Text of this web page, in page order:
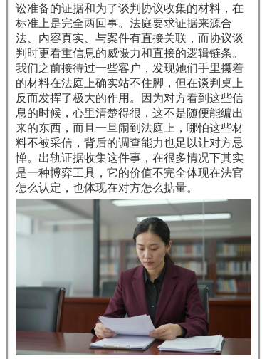
讼准备的证据和为了谈判协议收集的材料，在
标准上是完全两回事。法庭要求证据来源合
法、内容真实、与案件有直接关联，而协议谈
判时更看重信息的威慑力和直接的逻辑链条。
我们之前接待过一些客户，发现她们手里攥着
的材料在法庭上确实站不住脚，但在谈判桌上
反而发挥了极大的作用。因为对方看到这些信
息的时候，心里清楚得很，这不是随便能编出
来的东西，而且一旦闹到法庭上，哪怕这些材
料不被采信，背后的调查能力也足以让对方忌
惮。出轨证据收集这件事，在很多情况下其实
是一种博弈工具，它的价值不完全体现在法官
怎么认定，也体现在对方怎么掂量。